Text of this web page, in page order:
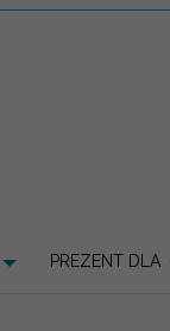
PREZENT DLA